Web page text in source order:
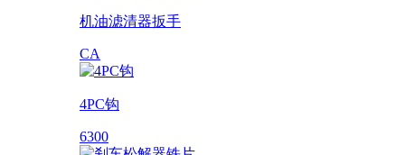
机油滤清器扳手
CA
4PC钩
6300